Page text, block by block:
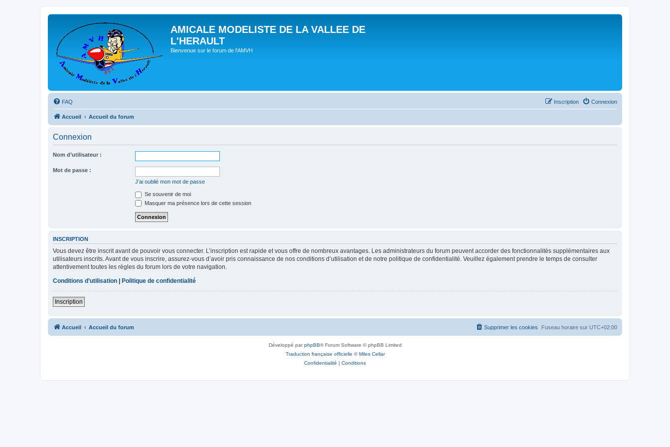
AMICALE MODELISTE DE LA VALLEE DE
L'HERAULT
Bienvenue sur le forum de l'AMVH
FAQ Connexion
Inscription
Accueil Accueil du forum
Connexion
Nom d’utilisateur :
Mot de passe :
J’ai oublié mon mot de passe
Se souvenir de moi
Masquer ma présence lors de cette session
INSCRIPTION
Vous devez être inscrit avant de pouvoir vous connecter. L’inscription est rapide et vous offre de nombreux avantages. Les administrateurs du forum peuvent accorder des fonctionnalités supplémentaires aux
utilisateurs inscrits. Avant de vous inscrire, assurez-vous d’avoir pris connaissance de nos conditions d’utilisation et de notre politique de confidentialité. Veuillez également prendre le temps de consulter
attentivement toutes les règles du forum lors de votre navigation.
Conditions d’utilisation | Politique de confidentialité
Inscription
Accueil Accueil du forum Fuseau horaire sur UTC+02:00
Supprimer les cookies
Développé parphpBB® Forum Software © phpBB Limited
Traduction française officielle ©Miles Cellar
Confidentialité | Conditions